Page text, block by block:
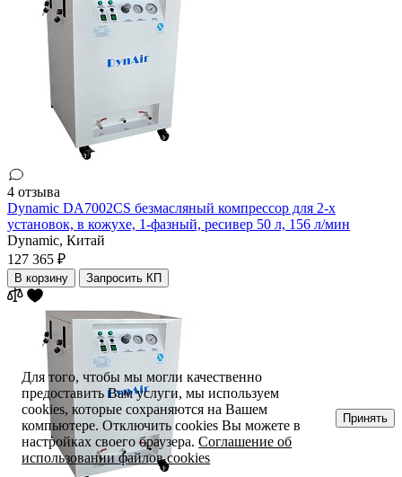
4 отзыва
Dynamic DA7002CS безмасляный компрессор для 2-х
установок, в кожухе, 1-фазный, ресивер 50 л, 156 л/мин
Dynamic, Китай
127 365 ₽
В корзину Запросить КП
Для того, чтобы мы могли качественно
предоставить Вам услуги, мы используем
cookies, которые сохраняются на Вашем
компьютере. Отключить cookies Вы можете в
настройках своего браузера.Соглашение об
использовании файлов cookies
Принять